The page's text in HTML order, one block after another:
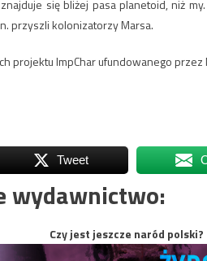
się bliżej pasa planetoid, niż
przyszli kolonizatorzy Marsa.
projektu ImpChar ufundowanego
Tweet
wydawnictwo:
Czy jest jeszcze naród polski?